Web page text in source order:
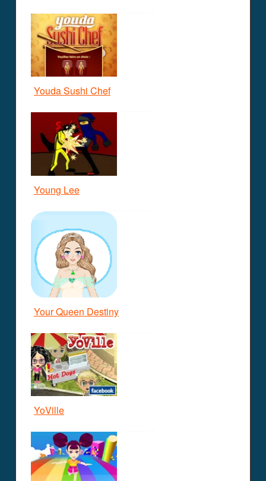
Youda Sushi Chef
Young Lee
Your Queen Destiny
YoVille